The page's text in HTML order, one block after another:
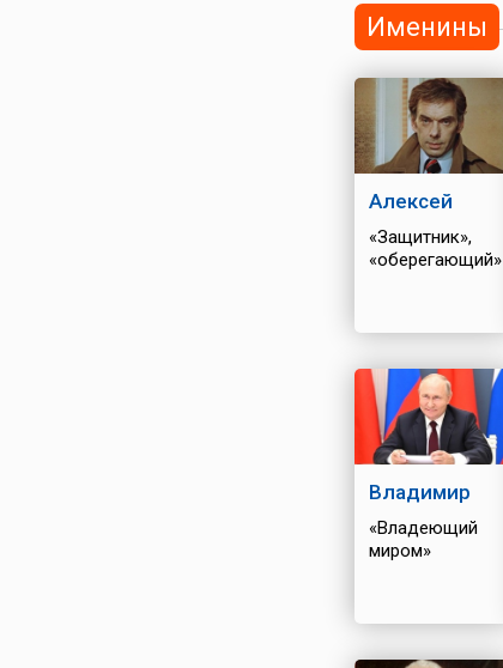
Именины
Алексей
«Защитник»,
«оберегающий»
Владимир
«Владеющий
миром»